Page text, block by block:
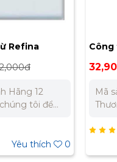
Refina
Hãng 12
Miền
733 – 0945
Yêu thích 0
Công
trắng
Mã
tắc
mức: